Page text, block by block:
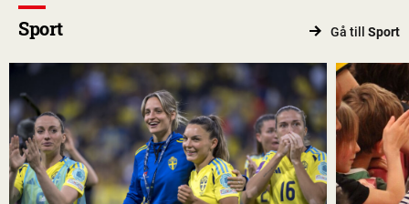
Sport Gå till Sport